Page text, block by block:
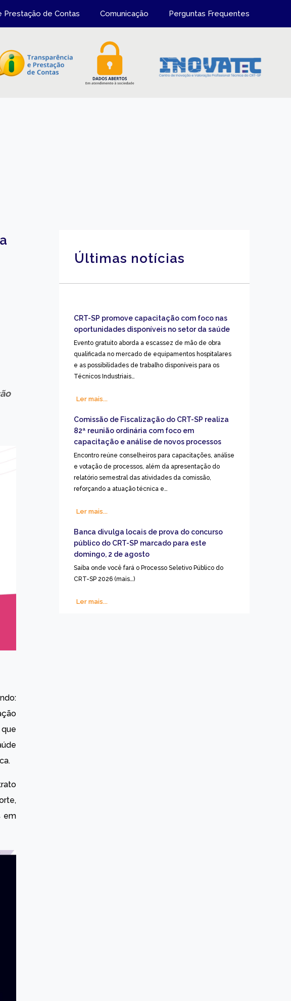
Prestação de Contas Comunicação Perguntas Frequentes
em
Últimas notícias
CRT-SP promove capacitação com foco nas
oportunidades disponíveis no setor da saúde
Evento gratuito aborda a escassez de mão de obra
qualificada no mercado de equipamentos hospitalares
e as possibilidades de trabalho disponíveis para os
Técnicos Industriais…
Ler mais...
Comissão de Fiscalização do CRT-SP realiza
82ª reunião ordinária com foco em
capacitação e análise de novos processos
Encontro reúne conselheiros para capacitações, análise
e votação de processos, além da apresentação do
relatório semestral das atividades da comissão,
reforçando a atuação técnica e…
Ler mais...
Banca divulga locais de prova do concurso
público do CRT-SP marcado para este
domingo, 2 de agosto
Saiba onde você fará o Processo Seletivo Público do
CRT-SP 2026 (mais…)
Ler mais...